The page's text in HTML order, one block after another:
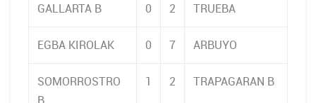
GALLARTA B 0 2 TRUEBA
EGBA KIROLAK 0 7 ARBUYO
SOMORROSTRO
1 2 TRAPAGARAN B